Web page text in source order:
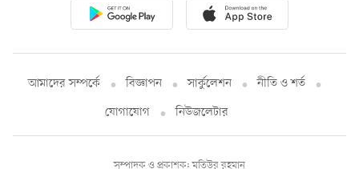
আমাদের সম্পর্কে বিজ্ঞাপন সার্কুলেশন
নীতি ও শর্ত
যোগাযোগ
নিউজলেটার
সম্পাদক ও প্রকাশক: মতিউর রহমান